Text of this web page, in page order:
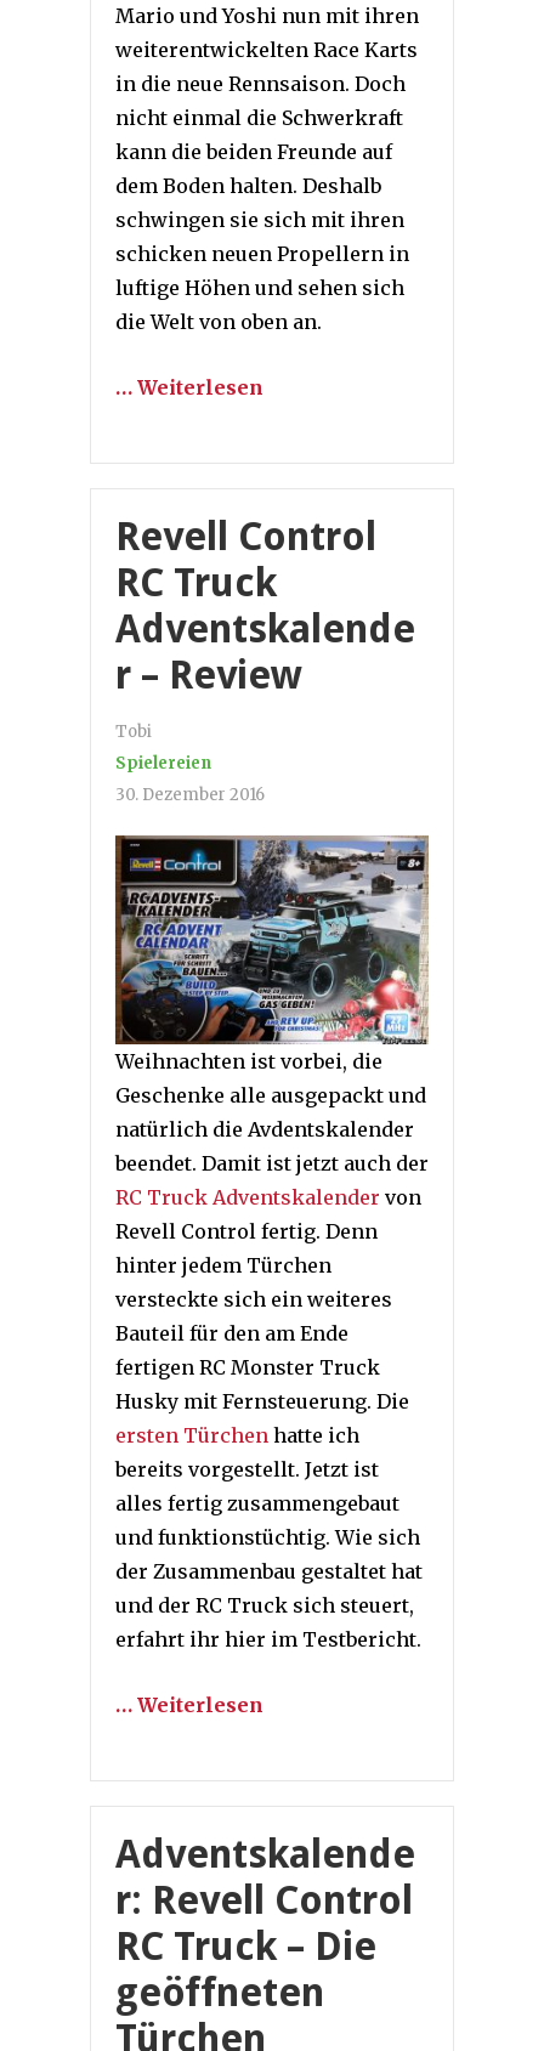
Mario und Yoshi nun mit ihren
weiterentwickelten Race Karts
in die neue Rennsaison. Doch
nicht einmal die Schwerkraft
kann die beiden Freunde auf
dem Boden halten. Deshalb
schwingen sie sich mit ihren
schicken neuen Propellern in
luftige Höhen und sehen sich
die Welt von oben an.
… Weiterlesen
Revell Control
RC Truck
Adventskalende
r – Review
Tobi
Spielereien
30. Dezember 2016
Weihnachten ist vorbei, die
Geschenke alle ausgepackt und
natürlich die Avdentskalender
beendet. Damit ist jetzt auch der
RC Truck Adventskalender von
Revell Control fertig. Denn
hinter jedem Türchen
versteckte sich ein weiteres
Bauteil für den am Ende
fertigen RC Monster Truck
Husky mit Fernsteuerung. Die
ersten Türchen hatte ich
bereits vorgestellt. Jetzt ist
alles fertig zusammengebaut
und funktionstüchtig. Wie sich
der Zusammenbau gestaltet hat
und der RC Truck sich steuert,
erfahrt ihr hier im Testbericht.
… Weiterlesen
Adventskalende
r: Revell Control
RC Truck – Die
geöffneten
Türchen